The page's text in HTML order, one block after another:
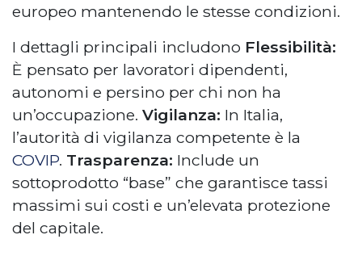
europeo mantenendo le stesse condizioni.
I dettagli principali includono Flessibilità:
È pensato per lavoratori dipendenti,
autonomi e persino per chi non ha
un’occupazione. Vigilanza: In Italia,
l’autorità di vigilanza competente è la
COVIP. Trasparenza: Include un
sottoprodotto “base” che garantisce tassi
massimi sui costi e un’elevata protezione
del capitale.